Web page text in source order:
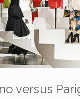
versus